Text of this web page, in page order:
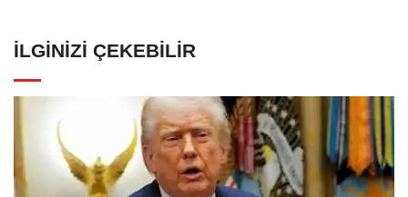
İLGINIZI ÇEKEBILIR